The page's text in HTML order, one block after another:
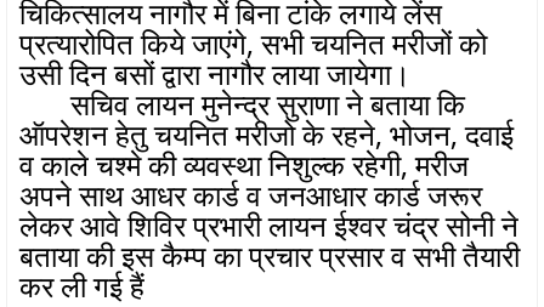
चिकित्सालय नागौर में बिना टांके लगाये लेंस
प्रत्यारोपित किये जाएंगे, सभी चयनित मरीजों को
उसी दिन बसों द्वारा नागौर लाया जायेगा।
सचिव लायन मुनेन्द्र सुराणा ने बताया कि
ऑपरेशन हेतु चयनित मरीजो के रहने, भोजन, दवाई
व काले चश्मे की व्यवस्था निशुल्क रहेगी, मरीज
अपने साथ आधर कार्ड व जनआधार कार्ड जरूर
लेकर आवे शिविर प्रभारी लायन ईश्वर चंद्र सोनी ने
बताया की इस कैम्प का प्रचार प्रसार व सभी तैयारी
कर ली गई हैं